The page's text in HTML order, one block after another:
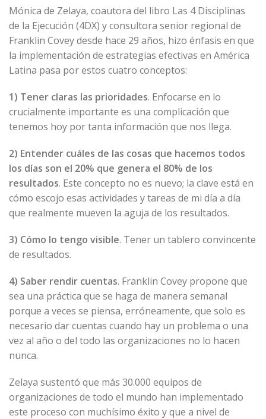
Mónica de Zelaya, coautora del libro Las 4 Disciplinas
de la Ejecución (4DX) y consultora senior regional de
Franklin Covey desde hace 29 años, hizo énfasis en que
la implementación de estrategias efectivas en América
Latina pasa por estos cuatro conceptos:
1) Tener claras las prioridades. Enfocarse en lo
crucialmente importante es una complicación que
tenemos hoy por tanta información que nos llega.
2) Entender cuáles de las cosas que hacemos todos
los días son el 20% que genera el 80% de los
resultados. Este concepto no es nuevo; la clave está en
cómo escojo esas actividades y tareas de mi día a día
que realmente mueven la aguja de los resultados.
3) Cómo lo tengo visible. Tener un tablero convincente
de resultados.
4) Saber rendir cuentas. Franklin Covey propone que
sea una práctica que se haga de manera semanal
porque a veces se piensa, erróneamente, que solo es
necesario dar cuentas cuando hay un problema o una
vez al año o del todo las organizaciones no lo hacen
nunca.
Zelaya sustentó que más 30.000 equipos de
organizaciones de todo el mundo han implementado
este proceso con muchísimo éxito y que a nivel de